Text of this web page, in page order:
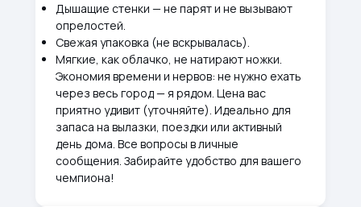
Дышащие стенки — не парят и не вызывают
опрелостей.
Свежая упаковка (не вскрывалась).
Мягкие, как облачко, не натирают ножки.
Экономия времени и нервов: не нужно ехать
через весь город — я рядом. Цена вас
приятно удивит (уточняйте). Идеально для
запаса на вылазки, поездки или активный
день дома. Все вопросы в личные
сообщения. Забирайте удобство для вашего
чемпиона!